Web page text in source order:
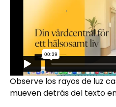
Observe los rayos de luz
mueven detrás del texto